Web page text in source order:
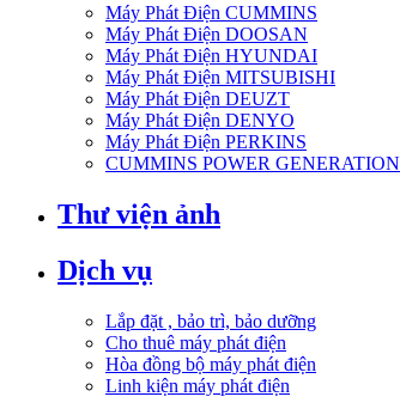
Máy Phát Điện CUMMINS
Máy Phát Điện DOOSAN
Máy Phát Điện HYUNDAI
Máy Phát Điện MITSUBISHI
Máy Phát Điện DEUZT
Máy Phát Điện DENYO
Máy Phát Điện PERKINS
CUMMINS POWER GENERATION
Thư viện ảnh
Dịch vụ
Lắp đặt , bảo trì, bảo dưỡng
Cho thuê máy phát điện
Hòa đồng bộ máy phát điện
Linh kiện máy phát điện